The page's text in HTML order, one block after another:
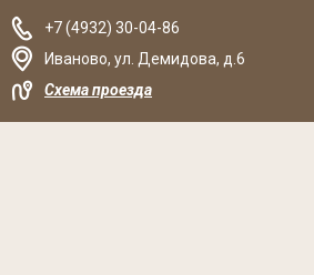
+7 (4932) 30-04-86
Иваново, ул. Демидова, д.6
Схема проезда